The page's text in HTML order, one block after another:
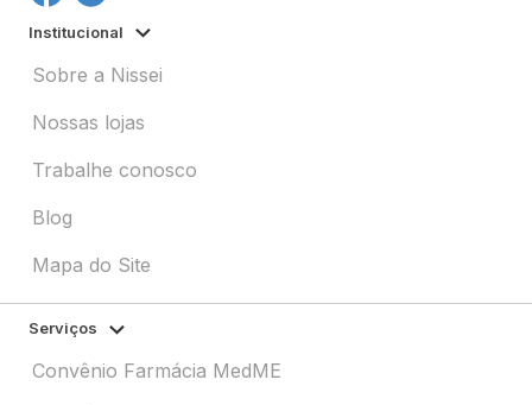
Institucional
Sobre a Nissei
Nossas lojas
Trabalhe conosco
Blog
Mapa do Site
Serviços
Convênio Farmácia MedME